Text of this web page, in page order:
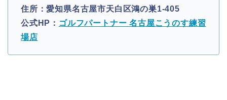
住所：愛知県名古屋市天白区鴻の巣1-405
公式HP： ゴルフパートナー 名古屋こうのす練習
場店